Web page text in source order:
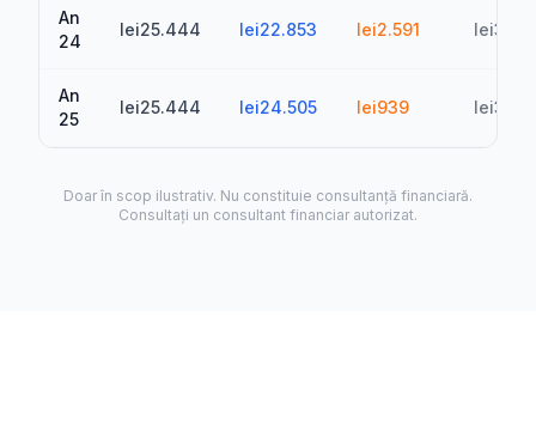
An
24
lei25.444 lei22.853 lei2.591
An
25
lei25.444 lei24.505 lei939
Doar în scop ilustrativ. Nu constituie consultanță financiară.
Consultați un consultant financiar autorizat.